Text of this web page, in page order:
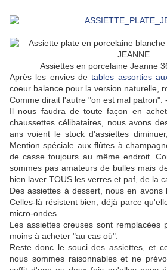
Assiettes en porcelaine Jeanne
Après les envies detables assorties
coeur balance pour la version naturelle,
Comme dirait l'autre "on est mal patron".
Il nous faudra de toute façon en
chaussettes célibataires, nous avons
ans voient le stock d'assiettes
Mention spéciale aux flûtes à
de casse toujours au même endroit.
sommes pas amateurs de bulles mais
bien laver TOUS les verres et paf, de la
Des assiettes à dessert, nous en avons
Celles-là résistent bien, déjà parce
micro-ondes.
Les assiettes creuses sont remplacées
moins à acheter "au cas où".
Reste donc le souci des assiettes, et
nous sommes raisonnables et ne